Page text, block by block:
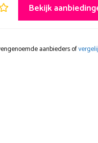
Bekijk
aanbieders of